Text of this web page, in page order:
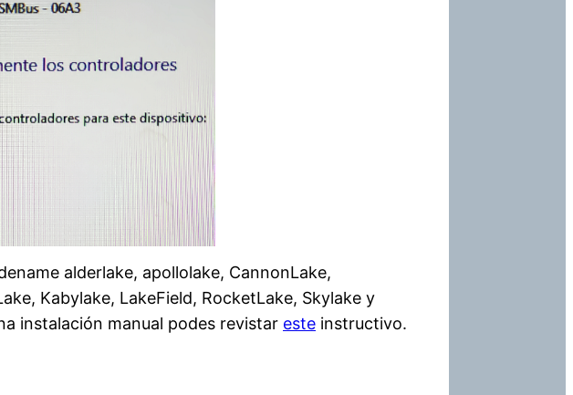
alderlake, apollolake, CannonLake,
Kabylake, LakeField, RocketLake, Skylake y
instalación manual podes revistar este instructivo.